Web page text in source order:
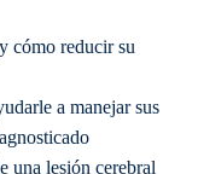
cómo reducir su
a manejar sus
una lesión cerebral